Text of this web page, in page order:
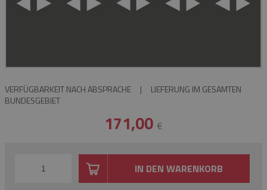
VERFÜGBARKEIT NACH ABSPRACHE |
LIEFERUNG IM GESAMTEN
BUNDESGEBIET
171,00 €
IN DEN WARENKORB